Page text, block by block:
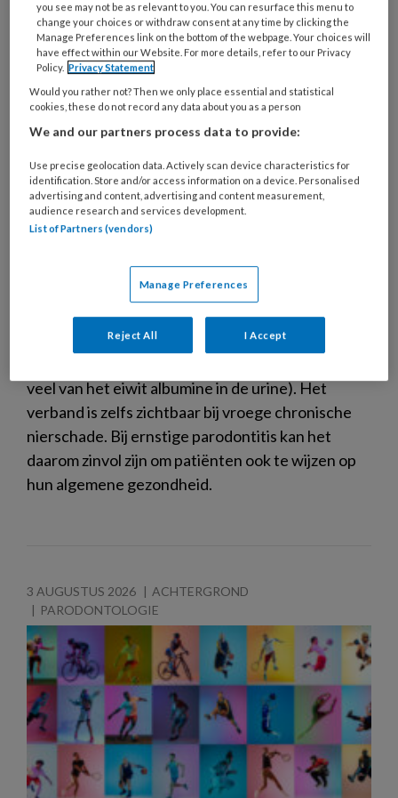
op beginnende nierschade
Duitse onderzoekers hebben een opvallend
verband gevonden tussen ernstige parodontitis,
veel van het eiwit albumine in de urine). Het
verband is zelfs zichtbaar bij vroege chronische
nierschade. Bij ernstige parodontitis kan het
daarom zinvol zijn om patiënten ook te wijzen op
hun algemene gezondheid.
3 AUGUSTUS 2026
ACHTERGROND
PARODONTOLOGIE
you see may not be as relevant to you. You can resurface this menu to
change your choices or withdraw consent at any time by clicking the
Manage Preferences link on the bottom of the webpage. Your choices will
have effect within our Website. For more details, refer to our Privacy
Policy. Privacy Statement
Would you rather not? Then we only place essential and statistical
cookies, these do not record any data about you as a person
We and our partners process data to provide:
Use precise geolocation data. Actively scan device characteristics for
identification. Store and/or access information on a device. Personalised
advertising and content, advertising and content measurement,
audience research and services development.
List of Partners (vendors)
Manage Preferences
Reject All I Accept